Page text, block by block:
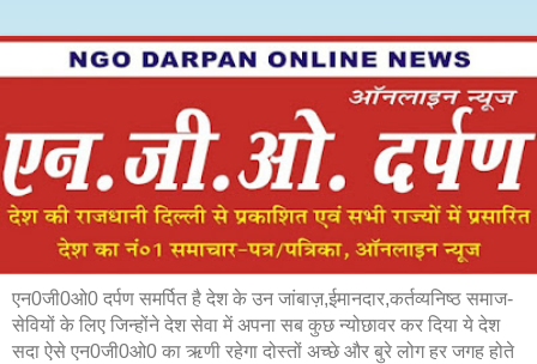
एन0जी0ओ0 दर्पण समर्पित है देश के उन जांबाज़,ईमानदार,कर्तव्यनिष्ठ समाज-
सेवियों के लिए जिन्होंने देश सेवा में अपना सब कुछ न्योछावर कर दिया ये देश
सदा ऐसे एन0जी0ओ0 का ऋणी रहेगा दोस्तों अच्छे और बुरे लोग हर जगह होते